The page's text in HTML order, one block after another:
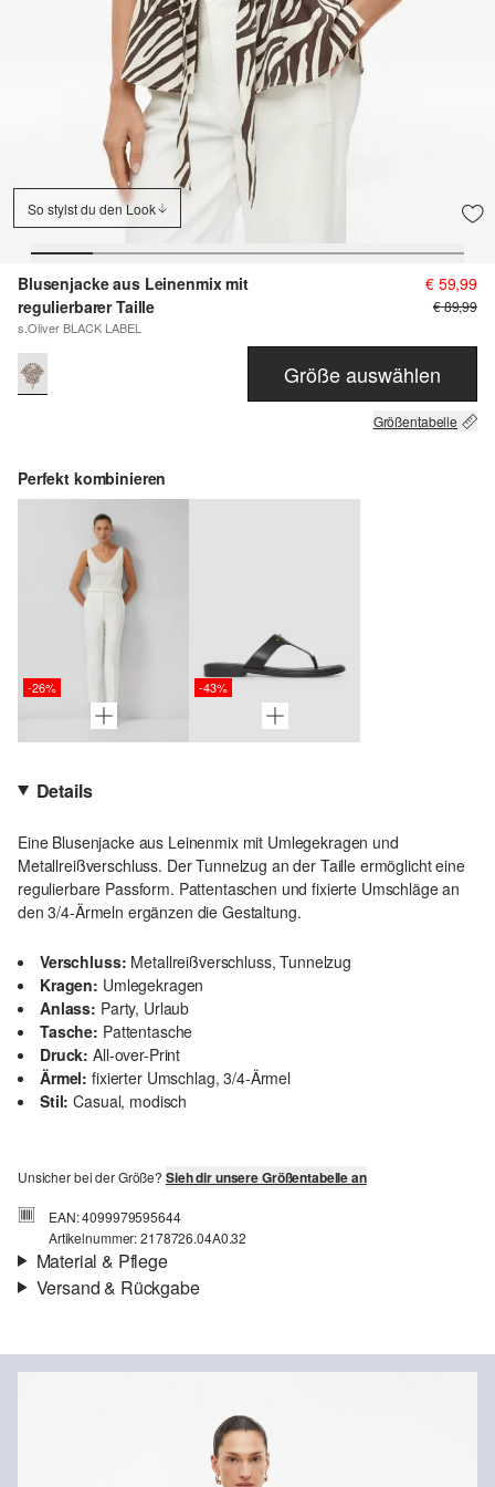
So stylst du den Look
Blusenjacke aus Leinenmix mit
regulierbarer Taille
s.Oliver BLACK LABEL
€ 59,99
€ 89,99
Größe auswählen
Größentabelle
Perfekt kombinieren
-26% -43%
Details
Eine Blusenjacke aus Leinenmix mit Umlegekragen und
Metallreißverschluss. Der Tunnelzug an der Taille ermöglicht eine
regulierbare Passform. Pattentaschen und fixierte Umschläge an
den 3/4-Ärmeln ergänzen die Gestaltung.
Verschluss: Metallreißverschluss, Tunnelzug
Kragen: Umlegekragen
Anlass: Party, Urlaub
Tasche: Pattentasche
Druck: All-over-Print
Ärmel: fixierter Umschlag, 3/4-Ärmel
Stil: Casual, modisch
Unsicher bei der Größe? Sieh dir unsere Größentabelle an
EAN: 4099979595644
Artikelnummer: 2178726.04A0.32
Material & Pflege
Chlorbleiche nicht möglich
Versand & Rückgabe
Deine Bestellung wird innerhalb von 3–5 Werktagen per Post AT